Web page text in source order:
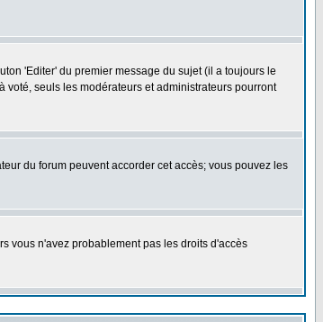
'Editer' du premier message du sujet (il a toujours le
seuls les modérateurs et administrateurs pourront
du forum peuvent accorder cet accès; vous pouvez les
vous n'avez probablement pas les droits d'accès